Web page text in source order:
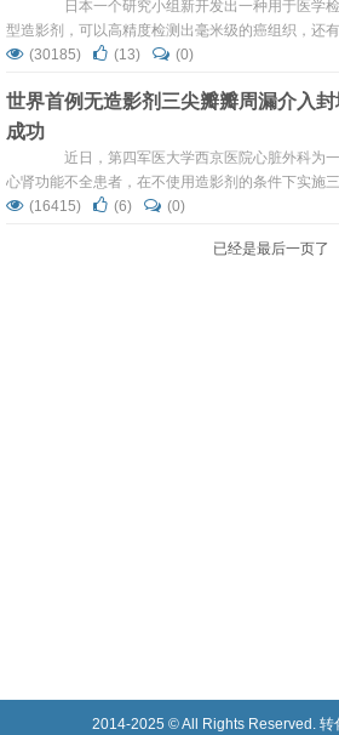
日本一个研究小组新开发出一种用于医学
型造影剂，可以高精度检测出毫米级的癌组织，还
观判断癌症的恶性程度。 造影剂是介入放射治疗
体报道，日本国立放射线医学综合研究所等机构研究
发出一种新型造影剂，其中粒子的直径只有60纳米，
组织中这种造影剂粒子不...
(30185) (13) (0)
世界首例无造影剂三尖瓣瓣周漏介入
成功
近日，第四军医大学西京医院心脏外科为
心肾功能不全患者，在不使用造影剂的条件下实施
换术后三尖瓣瓣周漏介入封堵术。患者术后恢复良好
瓣、二尖瓣、三尖瓣生物瓣置换术后12年出现三尖瓣
(16415) (6) (0)
已经是最后一页了
2014-2025 © All Rights Reserved. 转